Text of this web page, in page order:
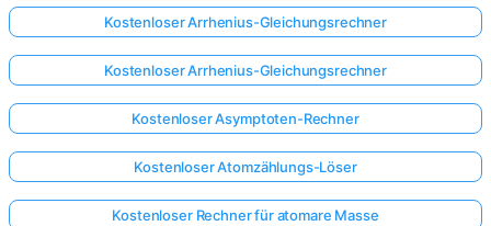
Kostenloser Arrhenius-Gleichungsrechner
Kostenloser Arrhenius-Gleichungsrechner
Kostenloser Asymptoten-Rechner
Kostenloser Atomzählungs-Löser
Kostenloser Rechner für atomare Masse